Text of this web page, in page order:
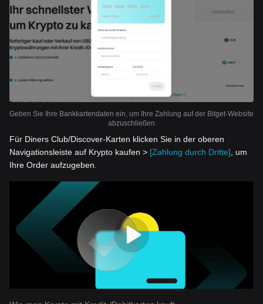
Geben Sie Ihre Bankkartendaten ein, um Ihre Zahlung auf der Bitget-Website
abzuschließen
Für Diners Club/Discover-Karten klicken Sie in der oberen
Navigationsleiste auf Krypto kaufen > [Zahlung durch Dritte], um
Ihre Order aufzugeben.